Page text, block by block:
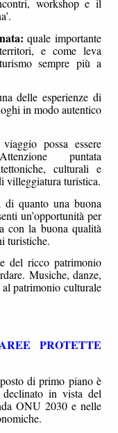
workshop e il
quale importante
e come leva
sempre più a
delle esperienze di
in modo autentico
possa essere
puntata
culturali e
villeggiatura turistica.
di quanto una buona
un’opportunità per
con la buona qualità
turistiche.
del ricco patrimonio
Musiche, danze,
patrimonio culturale
PROTETTE
di primo piano è
in vista del
ONU 2030 e nelle